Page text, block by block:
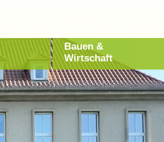
Bauen &
Wirtschaft